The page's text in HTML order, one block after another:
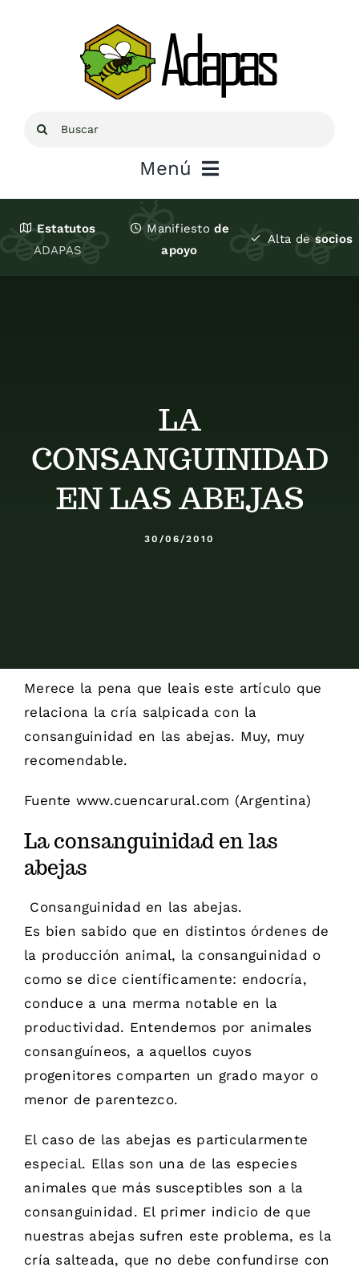
Buscar:
Menú
Estatutos
ADAPAS
Manifiesto de
apoyo
Alta de socios
LA
CONSANGUINIDAD
EN LAS ABEJAS
30/06/2010
Merece la pena que leais este artículo que
relaciona la cría salpicada con la
consanguinidad en las abejas. Muy, muy
recomendable.
Fuente www.cuencarural.com (Argentina)
La consanguinidad en las
abejas
Consanguinidad en las abejas.
Es bien sabido que en distintos órdenes de
la producción animal, la consanguinidad o
como se dice científicamente: endocría,
conduce a una merma notable en la
productividad. Entendemos por animales
consanguíneos, a aquellos cuyos
progenitores comparten un grado mayor o
menor de parentezco.
El caso de las abejas es particularmente
especial. Ellas son una de las especies
animales que más susceptibles son a la
consanguinidad. El primer indicio de que
nuestras abejas sufren este problema, es la
cría salteada, que no debe confundirse con